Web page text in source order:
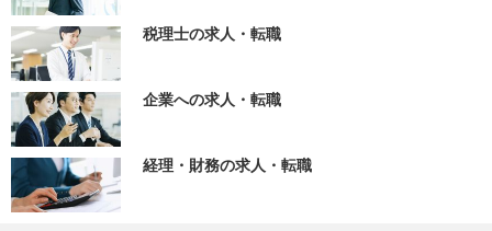
税理士の求人・転職
企業への求人・転職
経理・財務の求人・転職